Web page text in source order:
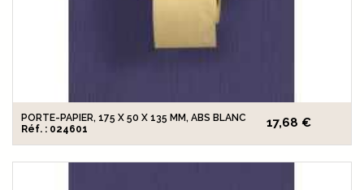
PORTE-PAPIER, 175 X 50 X 135 MM, ABS BLANC
Réf. : 024601
17,68 €